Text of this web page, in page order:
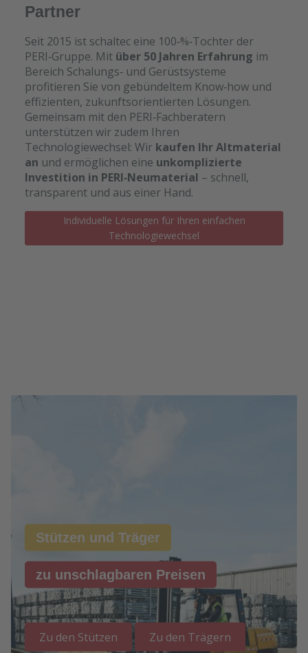
Partner
Seit 2015 ist schaltec eine 100‑%‑Tochter der
PERI‑Gruppe. Mit über 50 Jahren Erfahrung im
Bereich Schalungs‑ und Gerüstsysteme
profitieren Sie von gebündeltem Know‑how und
effizienten, zukunftsorientierten Lösungen.
Gemeinsam mit den PERI‑Fachberatern
unterstützen wir zudem Ihren
Technologiewechsel: Wir kaufen Ihr Altmaterial
an und ermöglichen eine unkomplizierte
Investition in PERI‑Neumaterial – schnell,
transparent und aus einer Hand.
Individuelle Lösungen für Ihren einfachen
Technologiewechsel
Stützen und Träger
zu unschlagbaren Preisen
Zu den Stützen Zu den Trägern